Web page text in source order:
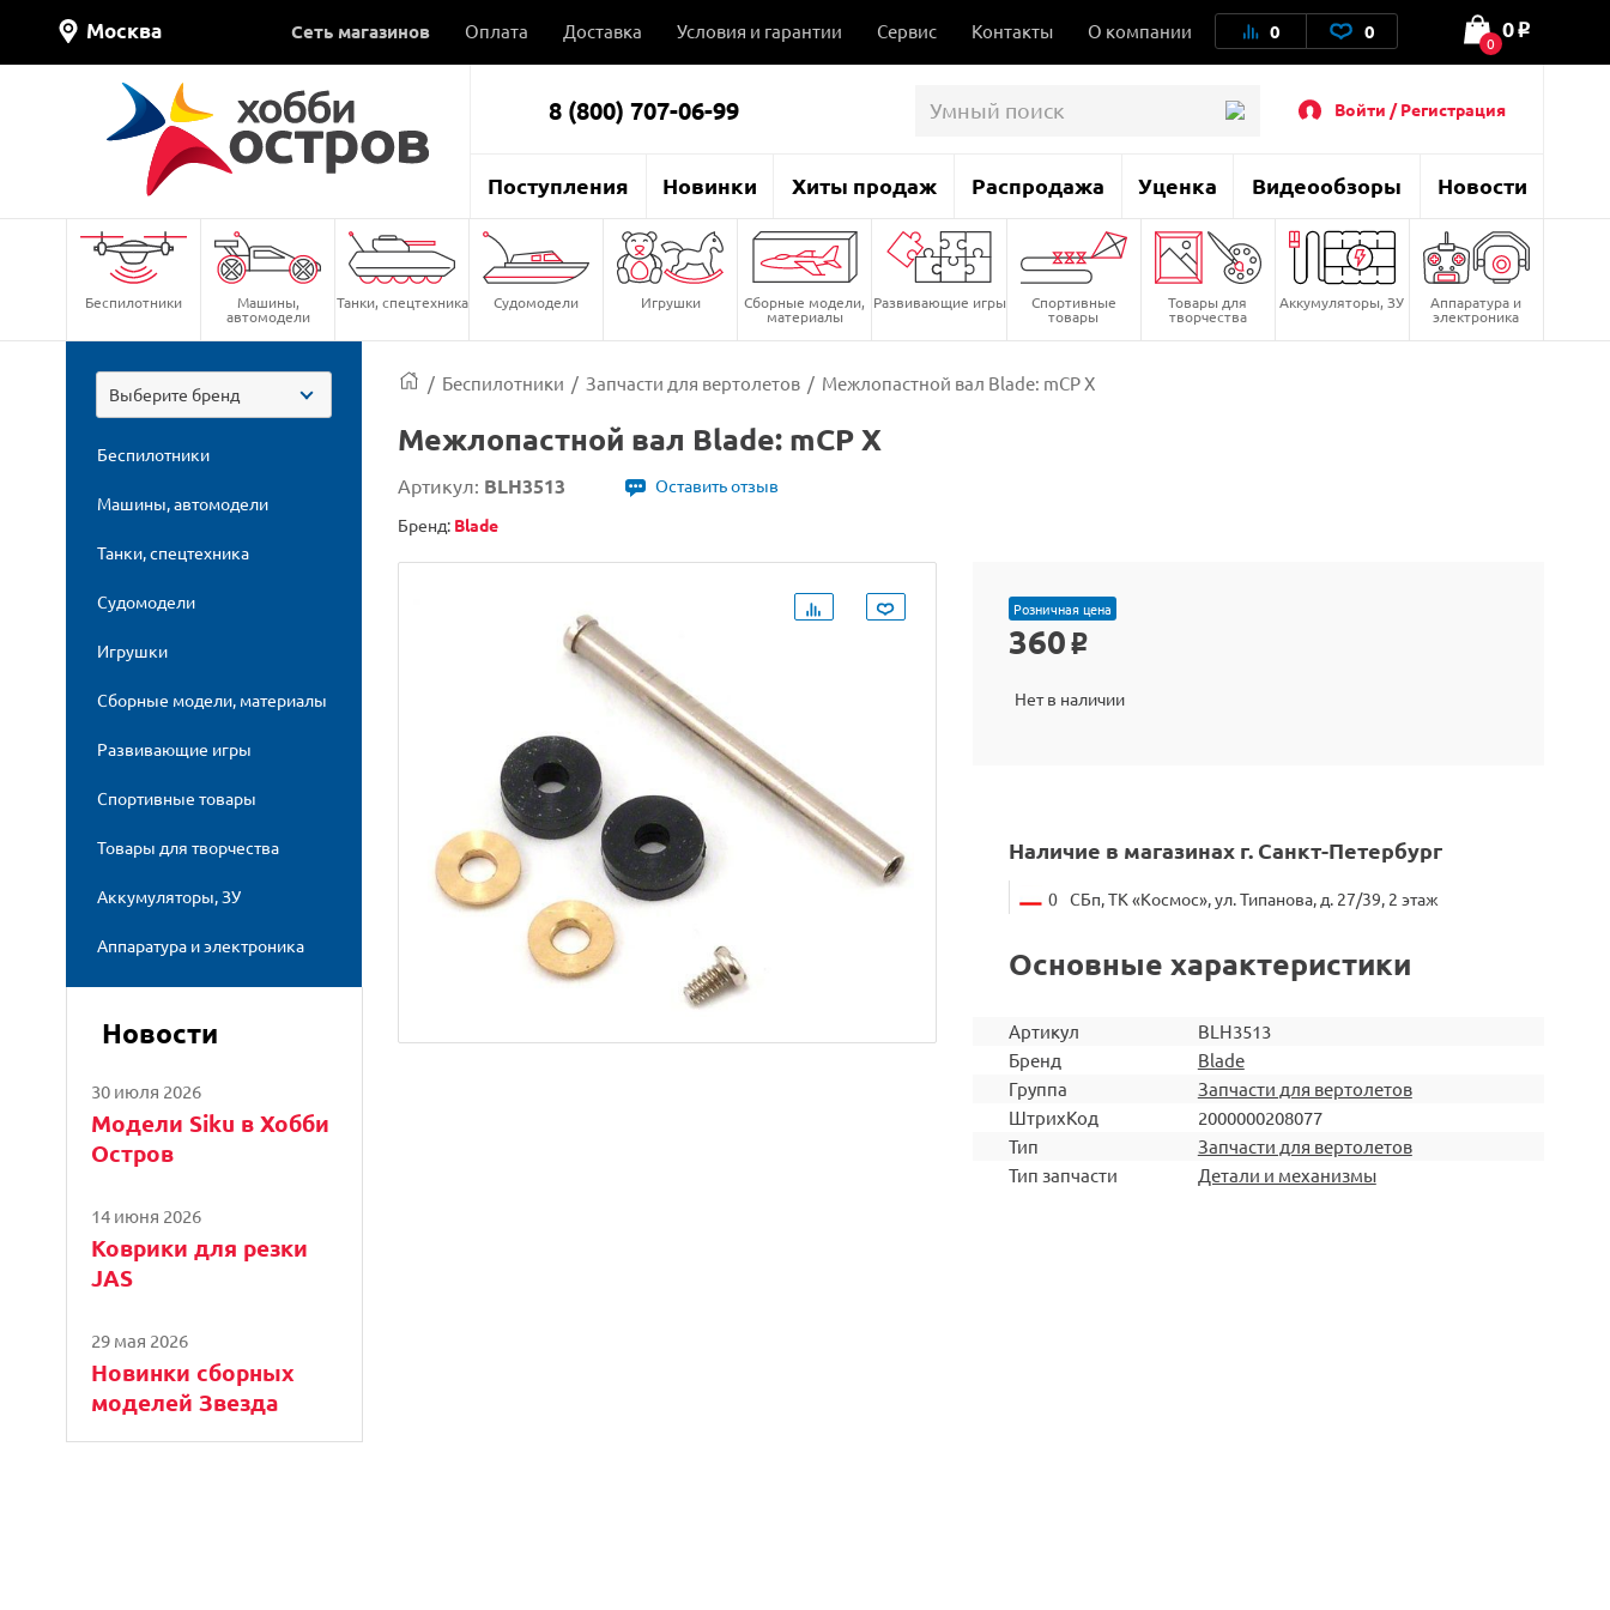
Москва Сеть магазинов Оплата Доставка Условия и гарантии Сервис Контакты О компании 0 0 0
0 o
8 (800) 707-06-99 Войти / Регистрация
Поступления Новинки Хиты продаж Распродажа Уценка Видеообзоры Новости
Беспилотники Машины,
автомодели
Танки, спецтехника Судомодели Игрушки Сборные модели,
материалы
Развивающие игры Спортивные
товары
Товары для
творчества
Аккумуляторы, ЗУ Аппаратура и
электроника
Выберите бренд
Беспилотники
Машины, автомодели
Танки, спецтехника
Судомодели
Игрушки
Сборные модели, материалы
Развивающие игры
Спортивные товары
Товары для творчества
Аккумуляторы, ЗУ
Аппаратура и электроника
Новости
30 июля 2026
Модели Siku в Хобби
Остров
14 июня 2026
Коврики для резки
JAS
29 мая 2026
Новинки сборных
моделей Звезда
/ Беспилотники / Запчасти для вертолетов / Межлопастной вал Blade: mCP X
Межлопастной вал Blade: mCP X
Артикул: BLH3513
Оставить отзыв
Бренд: Blade
Розничная цена
360 o
Нет в наличии
Наличие в магазинах г. Санкт-Петербург
0 СБп, ТК «Космос», ул. Типанова, д. 27/39, 2 этаж
Основные характеристики
Артикул
BLH3513
Бренд
Blade
Группа
Запчасти для вертолетов
ШтрихКод
2000000208077
Тип
Запчасти для вертолетов
Тип запчасти
Детали и механизмы